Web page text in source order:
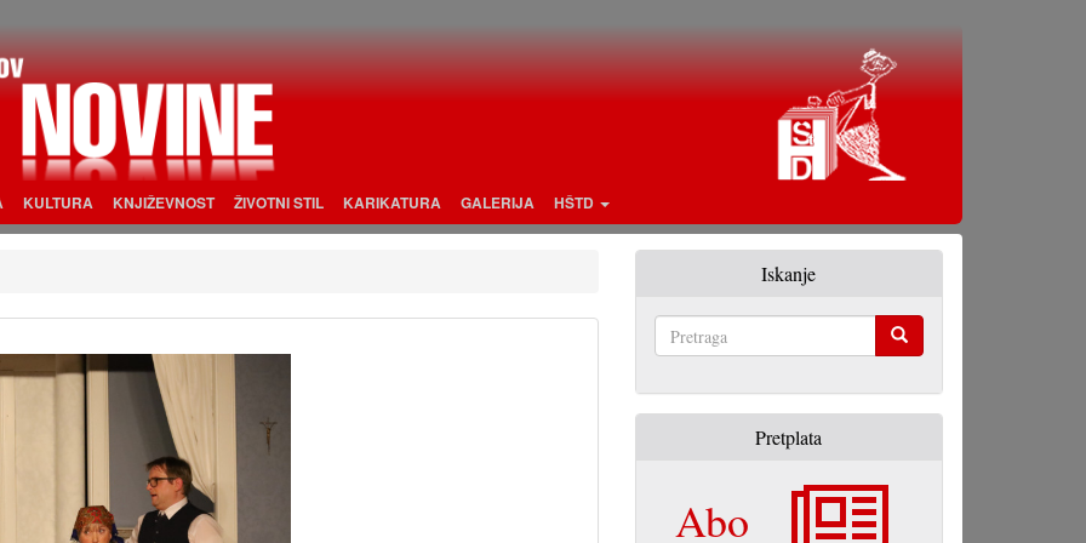
KULTURA KNJIŽEVNOST ŽIVOTNI STIL KARIKATURA GALERIJA HŠTD
Iskanje
Pretplata
Abo